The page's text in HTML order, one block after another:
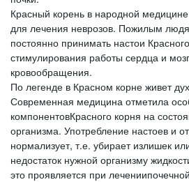
Красный корень в народной
для лечения неврозов. Пожилым
постоянно принимать настои
стимулирования работы сердца и
кровообращения.
По легенде в Красном корне живет
Современная медицина отметила
компонентовКрасного корня на
организма. Употребление настоев и
нормализует, т.е. убирает излишек
недостаток нужной организму
это проявляется при